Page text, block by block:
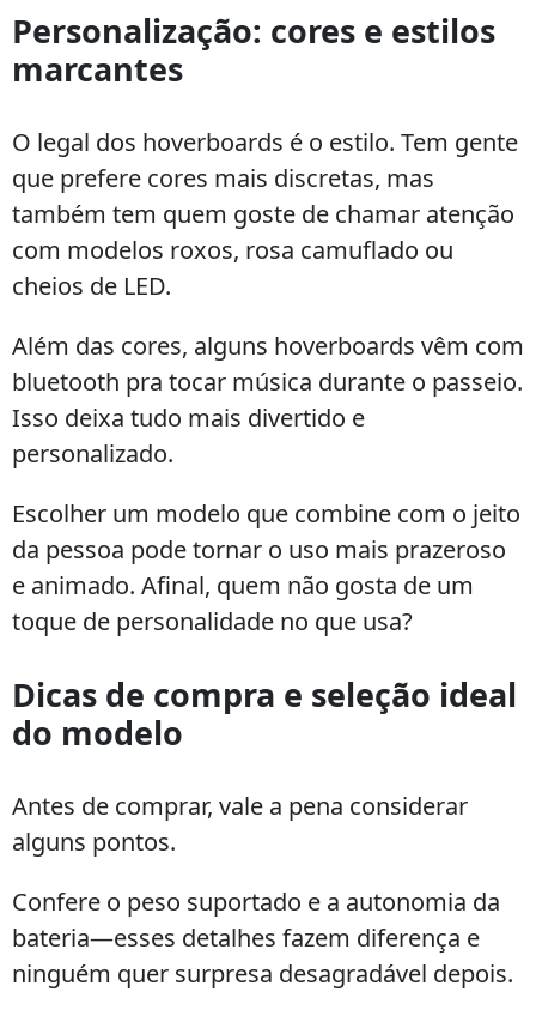
Personalização: cores e estilos
marcantes
O legal dos hoverboards é o estilo. Tem gente
que prefere cores mais discretas, mas
também tem quem goste de chamar atenção
com modelos roxos, rosa camuflado ou
cheios de LED.
Além das cores, alguns hoverboards vêm com
bluetooth pra tocar música durante o passeio.
Isso deixa tudo mais divertido e
personalizado.
Escolher um modelo que combine com o jeito
da pessoa pode tornar o uso mais prazeroso
e animado. Afinal, quem não gosta de um
toque de personalidade no que usa?
Dicas de compra e seleção ideal
do modelo
Antes de comprar, vale a pena considerar
alguns pontos.
Confere o peso suportado e a autonomia da
bateria—esses detalhes fazem diferença e
ninguém quer surpresa desagradável depois.